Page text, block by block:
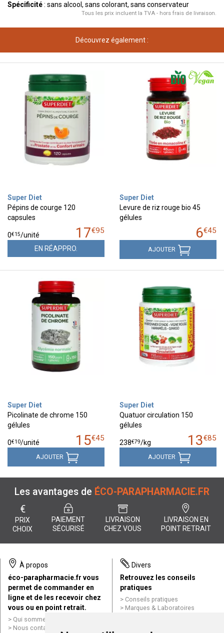
Spécificité: sans alcool, sans colorant, sans conservateur
Tous les prix incluent la TVA - hors frais de livraison.
Découvrez également :
Super Diet
Pépins de courge 120
capsules
17€95
0€15/unité
EN RÉAPPRO.
Super Diet
Levure de riz rouge bio 45
gélules
6€45
AJOUTER
Super Diet
Picolinate de chrome 150
gélules
15€45
0€10/unité
AJOUTER
Super Diet
Quatuor circulation 150
gélules
13€85
238€79/kg
AJOUTER
Les avantages de ÉCO-PARAPHARMACIE.FR
€
PRIX
CHOIX
PAIEMENT
SÉCURISÉ
LIVRAISON
CHEZ VOUS
LIVRAISON EN
POINT RETRAIT
À propos
éco-parapharmacie.fr vous
permet de commander en
ligne et de les recevoir chez
vous ou en point retrait.
Qui sommes nous ?
Nous contacter par e-mail
Divers
Retrouvez les conseils
pratiques
Conseils pratiques
Marques & Laboratoires